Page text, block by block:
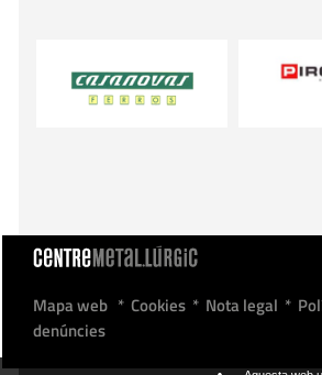
Mapa web *Cookies * Nota legal *
denúncies